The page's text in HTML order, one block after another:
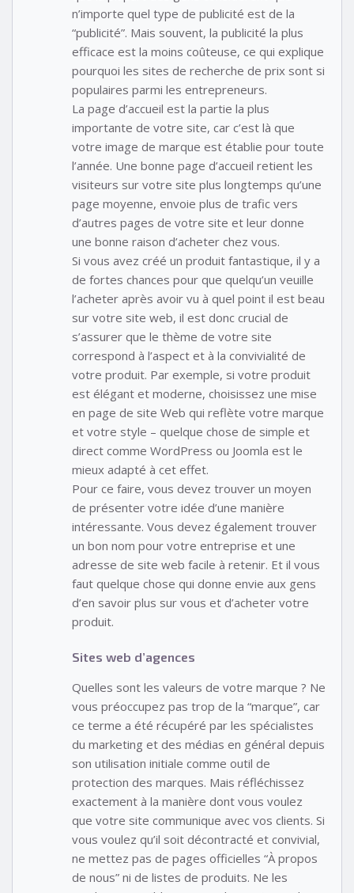
n’importe quel type de publicité est de la
“publicité”. Mais souvent, la publicité la plus
efficace est la moins coûteuse, ce qui explique
pourquoi les sites de recherche de prix sont si
populaires parmi les entrepreneurs.
La page d’accueil est la partie la plus
importante de votre site, car c’est là que
votre image de marque est établie pour toute
l’année. Une bonne page d’accueil retient les
visiteurs sur votre site plus longtemps qu’une
page moyenne, envoie plus de trafic vers
d’autres pages de votre site et leur donne
une bonne raison d’acheter chez vous.
Si vous avez créé un produit fantastique, il y a
de fortes chances pour que quelqu’un veuille
l’acheter après avoir vu à quel point il est beau
sur votre site web, il est donc crucial de
s’assurer que le thème de votre site
correspond à l’aspect et à la convivialité de
votre produit. Par exemple, si votre produit
est élégant et moderne, choisissez une mise
en page de site Web qui reflète votre marque
et votre style – quelque chose de simple et
direct comme WordPress ou Joomla est le
mieux adapté à cet effet.
Pour ce faire, vous devez trouver un moyen
de présenter votre idée d’une manière
intéressante. Vous devez également trouver
un bon nom pour votre entreprise et une
adresse de site web facile à retenir. Et il vous
faut quelque chose qui donne envie aux gens
d’en savoir plus sur vous et d’acheter votre
produit.
Sites web d’agences
Quelles sont les valeurs de votre marque ? Ne
vous préoccupez pas trop de la “marque”, car
ce terme a été récupéré par les spécialistes
du marketing et des médias en général depuis
son utilisation initiale comme outil de
protection des marques. Mais réfléchissez
exactement à la manière dont vous voulez
que votre site communique avec vos clients. Si
vous voulez qu’il soit décontracté et convivial,
ne mettez pas de pages officielles “À propos
de nous” ni de listes de produits. Ne les